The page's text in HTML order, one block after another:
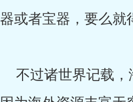
器或者宝器，要么就
不过诸世界记载，